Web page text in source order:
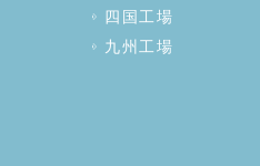
四国工場
九州工場